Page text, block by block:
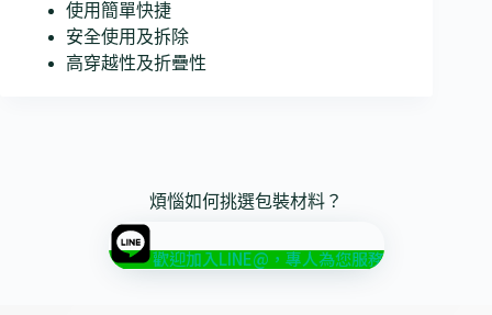
使用簡單快捷
安全使用及拆除
高穿越性及折疊性
煩惱如何挑選包裝材料？
歡迎加入LINE@，專人為您服務